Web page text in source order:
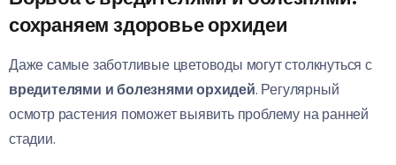
сохраняем здоровье орхидеи
Даже самые заботливые цветоводы могут столкнуться с
вредителями и болезнями орхидей. Регулярный
осмотр растения поможет выявить проблему на ранней
стадии.